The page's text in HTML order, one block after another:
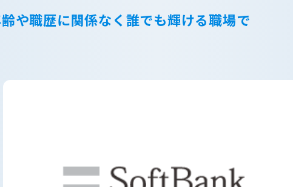
や職歴に関係なく誰でも輝ける職場で